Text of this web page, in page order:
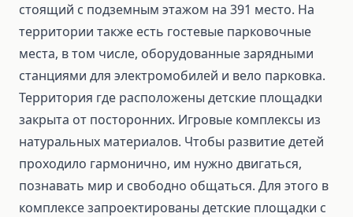
стоящий с подземным этажом на 391 место. На
территории также есть гостевые парковочные
места, в том числе, оборудованные зарядными
станциями для электромобилей и вело парковка.
Территория где расположены детские площадки
закрыта от посторонних. Игровые комплексы из
натуральных материалов. Чтобы развитие детей
проходило гармонично, им нужно двигаться,
познавать мир и свободно общаться. Для этого в
комплексе запроектированы детские площадки с